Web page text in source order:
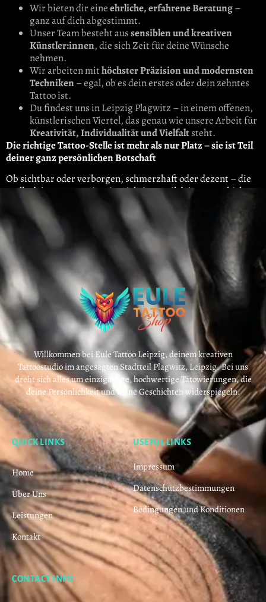
Wir bieten dir eineehrliche, erfahrene Beratung–
ganz auf dich abgestimmt.
Unser Team besteht aussensiblen und kreativen
Künstler:innen, die sich Zeit für deine Wünsche
nehmen.
Wir arbeiten mithöchster Präzision und modernsten
Techniken– egal, ob es dein erstes oder dein zehntes
Tattoo ist.
Du findest uns in Leipzig Plagwitz – in einem offenen,
künstlerischen Viertel, das genau wie unsere Arbeit für
Kreativität, Individualität und Vielfaltsteht.
Die richtige Tattoo-Stelle ist mehr als nur Platz – sie ist Teil
deiner ganz persönlichen Botschaft
Ob sichtbar oder verborgen, schmerzhaft oder dezent – die
Stelle deines Tattoos ist ein wichtiger Teil deiner Geschichte.
Eule Tattoo Studio Leipzig beraten wir dich umfassend
und gestalten mit dir ein Design, das nicht nur zum Motiv,
sondern auch zu dir und deinem Körper passt.
Jetzt Termin
vereinbaren und gemeinsam den perfekten Ort
für dein Tattoo finden.
Willkommen bei Eule Tattoo Leipzig, deinem kreativen
Tattoostudio im angesagten Stadtteil Plagwitz, Leipzig. Bei uns
dreht sich alles um einzigartige, hochwertige Tätowierungen, die
deine Persönlichkeit und deine Geschichten widerspiegeln.
QUICK LINKS
Home
Über Uns
Leistungen
Kontakt
USEFUL LINKS
Impressum
Datenschutzbestimmungen
Bedingungen und Konditionen
CONTACT INFO